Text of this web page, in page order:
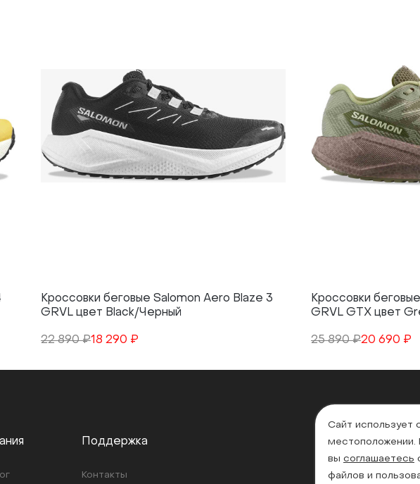
Кроссовки беговые Salomon Aero Blaze 3
GRVL цвет Black/Черный
22 890 ₽18 290 ₽
Кроссовки
GRVL GTX цвет
25 890 ₽20 690 ₽
Поддержка
Контакты
Сайт использует
местоположении.
вы соглашаетесь
файлов и